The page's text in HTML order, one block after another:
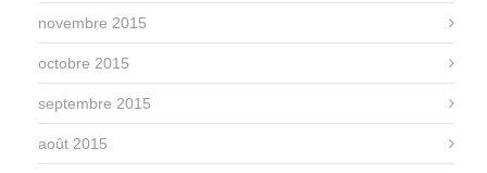
novembre 2015
octobre 2015
septembre 2015
août 2015